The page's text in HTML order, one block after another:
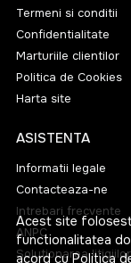
Acest site
functionalitatea
acord cuPolitica
Termeni si conditii
Confidentialitate
Marturiile clientilor
Politica de Cookies
Harta site
ASISTENTA
Informatii legale
Contacteaza-ne
Intrebari frecvente
ANPC
Solutionarea litigiilor